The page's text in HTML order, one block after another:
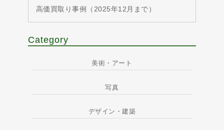
高価買取り事例（2025年12月まで）
Category
美術・アート
写真
デザイン・建築